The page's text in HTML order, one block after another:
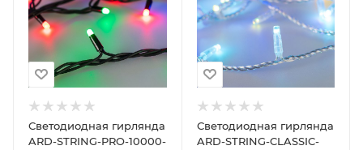
Светодиодная гирлянда
ARD-STRING-PRO-10000-
Светодиодная гирлянда
ARD-STRING-CLASSIC-